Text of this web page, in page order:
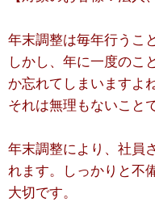
年末調整は毎年行うこ
しかし、年に一度のこ
か忘れてしまいますよね
それは無理もないこと
年末調整により、社員
れます。しっかりと不
大切です。